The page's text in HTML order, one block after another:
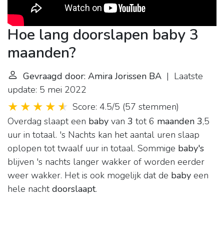
Hoe lang doorslapen baby 3
maanden?
Gevraagd door: Amira Jorissen BA | Laatste
update: 5 mei 2022
Score: 4.5/5 (57 stemmen)
Overdag slaapt een baby van 3 tot 6 maanden 3,5
uur in totaal. 's Nachts kan het aantal uren slaap
oplopen tot twaalf uur in totaal. Sommige baby's
blijven 's nachts langer wakker of worden eerder
weer wakker. Het is ook mogelijk dat de baby een
hele nachtdoorslaapt.